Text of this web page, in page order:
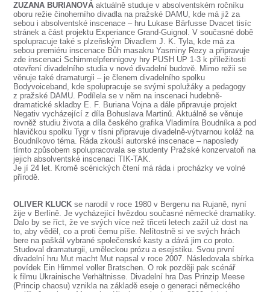
ZUZANA BURIANOVÁ aktuálně studuje v absolventském ročníku
oboru režie činoherního divadla na pražské DAMU, kde má již za
sebou i absolventské inscenace – hru Lukase Bärfusse Dvacet tisíc
stránek a část projektu Experiance Grand-Guignol. V současné době
spolupracuje také s plzeňským Divadlem J. K. Tyla, kde má za
sebou premiéru inscenace Bůh masakru Yasminy Rezy a připravuje
zde inscenaci Schimmelpfennigovy hry PUSH UP 1-3 k příležitosti
otevření divadelního studia v nové divadelní budově. Mimo režii se
věnuje také dramaturgii – je členem divadelního spolku
Bodyvoiceband, kde spolupracuje se svými spolužáky a pedagogy
z pražské DAMU. Podílela se v něm na inscenaci hudebně-
dramatické skladby E. F. Buriana Vojna a dále připravuje projekt
Negativ vycházející z díla Bohuslava Martinů. Aktuálně se věnuje
rovněž studiu života a díla českého grafika Vladimíra Boudníka a pod
hlavičkou spolku Tygr v tísni připravuje divadelně-výtvarnou koláž na
Boudníkovo téma. Ráda zkouší autorské inscenace – naposledy
tímto způsobem spolupracovala se studenty Pražské konzervatoři na
jejich absolventské inscenaci TIK-TAK.
Je jí 24 let. Kromě scénických čtení má ráda i procházky ve volné
přírodě.
OLIVER KLUCK se narodil v roce 1980 v Bergenu na Rujaně, nyní
žije v Berlíně. Je vycházející hvězdou současné německé dramatiky.
Dalo by se říct, že ve svých více než třiceti letech zažil už dost na
to, aby věděl, co a proti čemu píše. Nelítostně si ve svých hrách
bere na paškál vybrané společenské kasty a dává jim co proto.
Studoval dramaturgii, uměleckou prózu a esejistiku. Svou první
divadelní hru Mut macht Mut napsal v roce 2007. Následovala sbírka
povídek Ein Himmel voller Bratschen. O rok později pak scénář
k filmu Ukrainische Verhältnisse. Divadelní hra Das Prinzip Meese
(Princip chaosu) vznikla na základě eseje o generaci německého